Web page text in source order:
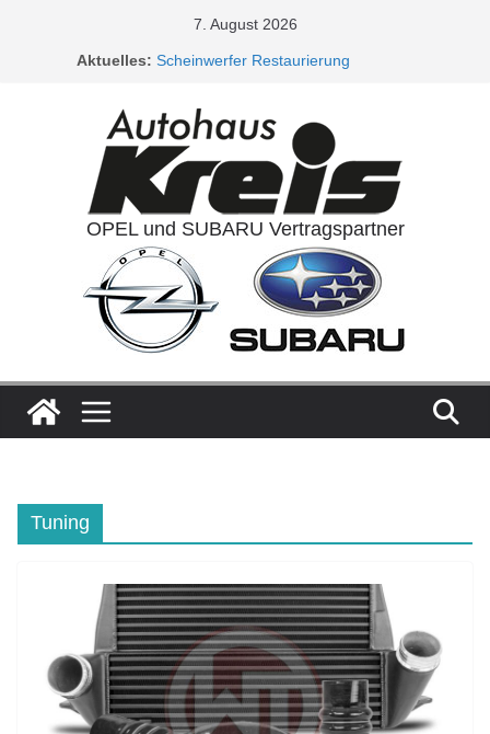
7. August 2026
Aktuelles: Scheinwerfer Restaurierung
Auspuffanlagen
Ventilreinigung
OPEL und SUBARU Vertragspartner
Tuning